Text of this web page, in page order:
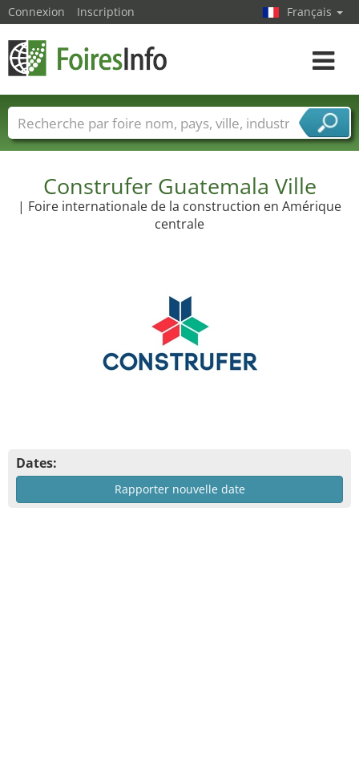
Construfer Guatemala Ville
| Foire internationale de la construction en Amérique
centrale
Dates:
Rapporter nouvelle date
Connexion Inscription Français
Toggle
Foire noms Pays Villes
Secteurs de foire